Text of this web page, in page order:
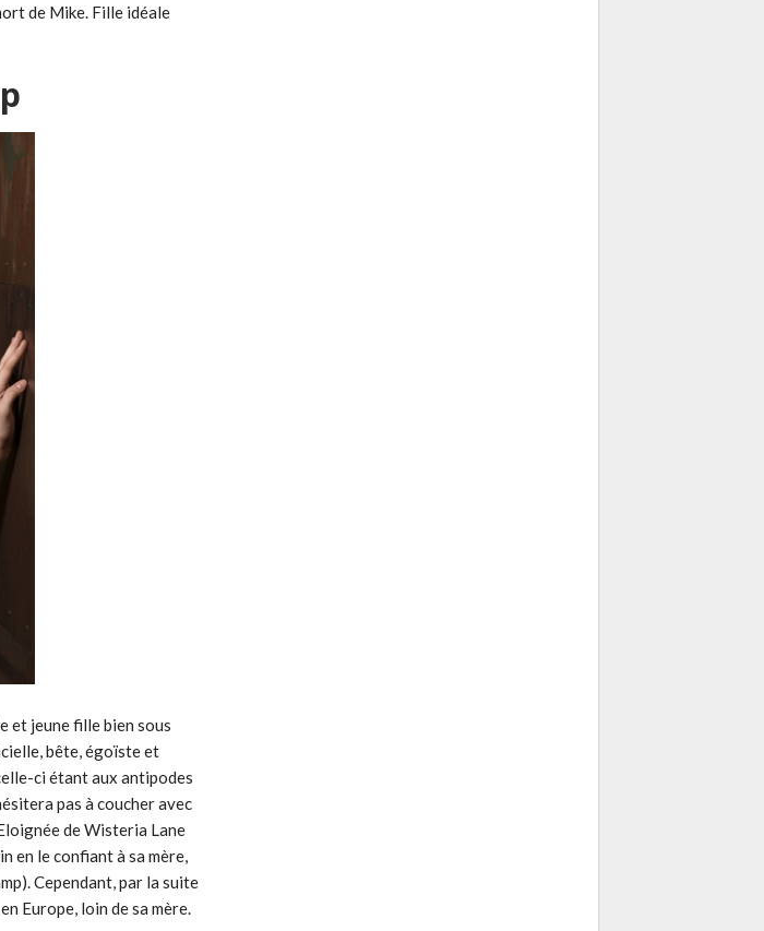
de Mike. Fille idéale
et jeune fille bien sous
bête, égoïste et
ci étant aux antipodes
pas à coucher avec
de Wisteria Lane
en le confiant à sa mère,
Cependant, par la suite
Europe, loin de sa mère.